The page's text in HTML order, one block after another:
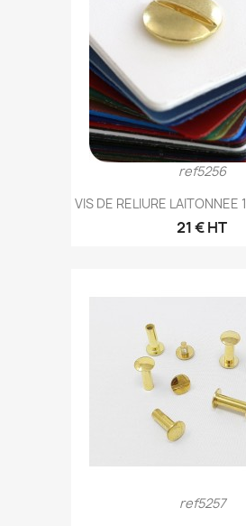
ref5256
VIS DE RELIURE LAITONNEE
21 € HT
ref5257